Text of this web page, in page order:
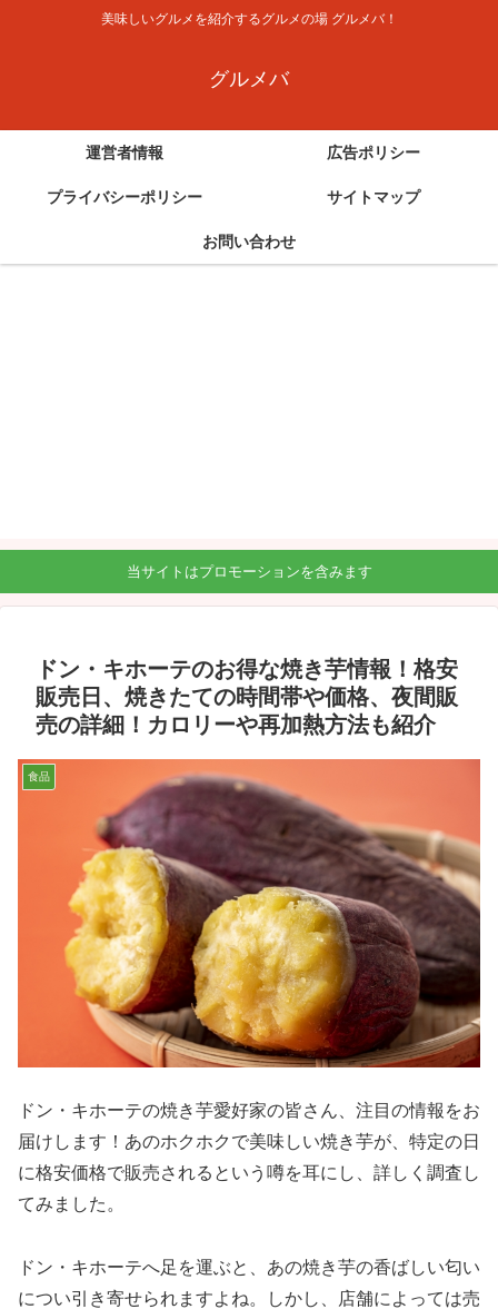
美味しいグルメを紹介するグルメの場 グルメバ！
グルメバ
運営者情報 広告ポリシー
プライバシーポリシー サイトマップ
お問い合わせ
当サイトはプロモーションを含みます
ドン・キホーテのお得な焼き芋情報！格安
販売日、焼きたての時間帯や価格、夜間販
売の詳細！カロリーや再加熱方法も紹介
食品
ドン・キホーテの焼き芋愛好家の皆さん、注目の情報をお
届けします！あのホクホクで美味しい焼き芋が、特定の日
に格安価格で販売されるという噂を耳にし、詳しく調査し
てみました。
ドン・キホーテへ足を運ぶと、あの焼き芋の香ばしい匂い
につい引き寄せられますよね。しかし、店舗によっては売